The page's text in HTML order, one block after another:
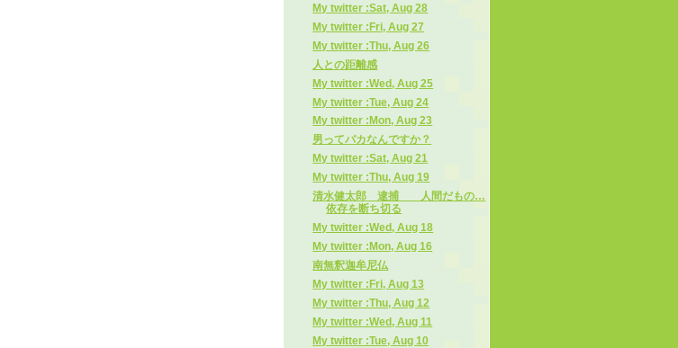
My twitter :Sat, Aug 28
My twitter :Fri, Aug 27
My twitter :Thu, Aug 26
人との距離感
My twitter :Wed, Aug 25
My twitter :Tue, Aug 24
My twitter :Mon, Aug 23
男ってバカなんですか？
My twitter :Sat, Aug 21
My twitter :Thu, Aug 19
清水健太郎 逮捕 人間だもの…
依存を断ち切る
My twitter :Wed, Aug 18
My twitter :Mon, Aug 16
南無釈迦牟尼仏
My twitter :Fri, Aug 13
My twitter :Thu, Aug 12
My twitter :Wed, Aug 11
My twitter :Tue, Aug 10